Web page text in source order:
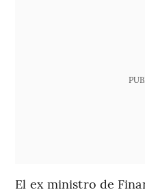
El ex ministro de